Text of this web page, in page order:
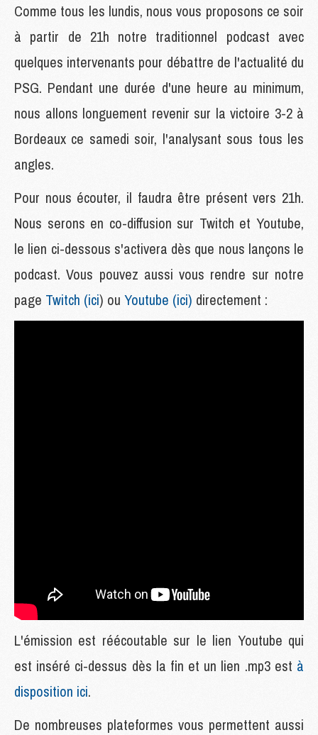
Comme tous les lundis, nous vous proposons ce soir
à partir de 21h notre traditionnel podcast avec
quelques intervenants pour débattre de l'actualité du
PSG. Pendant une durée d'une heure au minimum,
nous allons longuement revenir sur la victoire 3-2 à
Bordeaux ce samedi soir, l'analysant sous tous les
angles.
Pour nous écouter, il faudra être présent vers 21h.
Nous serons en co-diffusion sur Twitch et Youtube,
le lien ci-dessous s'activera dès que nous lançons le
podcast. Vous pouvez aussi vous rendre sur notre
page Twitch (ici) ou Youtube (ici) directement :
L'émission est réécoutable sur le lien Youtube qui
est inséré ci-dessus dès la fin et un lien .mp3 est à
disposition ici.
De nombreuses plateformes vous permettent aussi